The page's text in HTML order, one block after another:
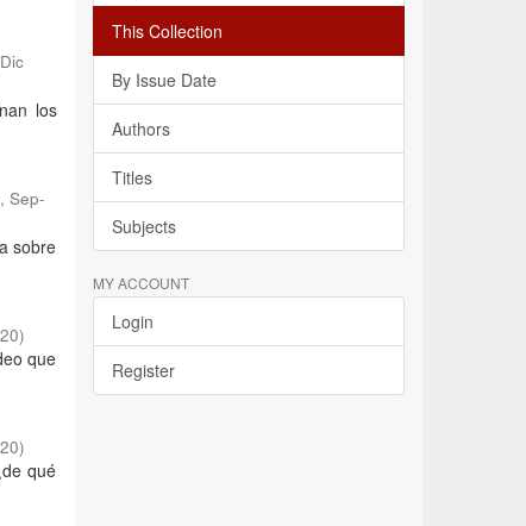
Dic
los
, Sep-
sobre
)
que
)
qué
This Collection
By Issue Date
Authors
Titles
Subjects
MY ACCOUNT
Login
Register